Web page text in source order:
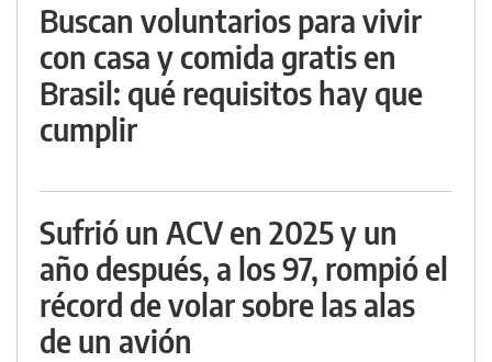
Buscan voluntarios para vivir
con casa y comida gratis en
Brasil: qué requisitos hay que
cumplir
Sufrió un ACV en 2025 y un
año después, a los 97, rompió el
récord de volar sobre las alas
de un avión